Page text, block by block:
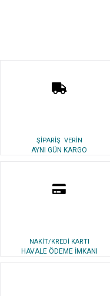
ŞİPARİŞ VERİN
AYNI GÜN KARGO
NAKİT/KREDİ KARTI
HAVALE ÖDEME İMKANI